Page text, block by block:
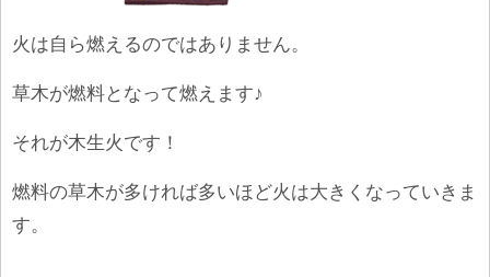
火は自ら燃えるのではありません。
草木が燃料となって燃えます♪
それが木生火です！
燃料の草木が多ければ多いほど火は大きくなっていきま
す。